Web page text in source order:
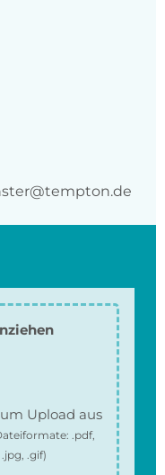
Upload aus
.pdf,
.gif)